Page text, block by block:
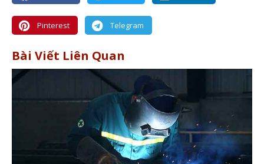
Pinterest Telegram
Bài Viết Liên Quan